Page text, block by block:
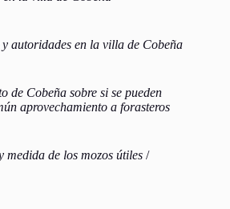
autoridades en la villa de Cobeña
de Cobeña sobre si se pueden
aprovechamiento a forasteros
medida de los mozos útiles /